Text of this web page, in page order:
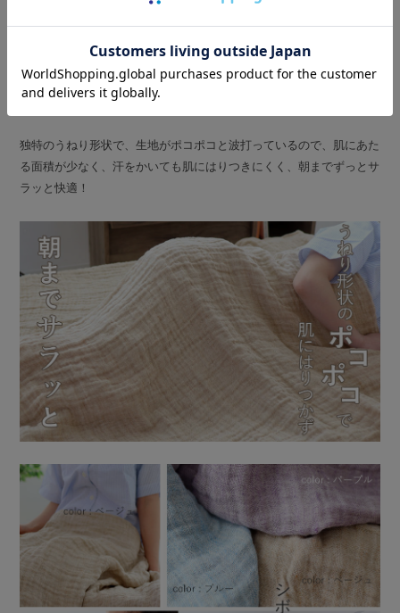
POINT02
肌にはりつかず朝までサラッと快適
独特のうねり形状で、生地がポコポコと波打っているので、肌にあた
る面積が少なく、汗をかいても肌にはりつきにくく、朝までずっとサ
ラッと快適！